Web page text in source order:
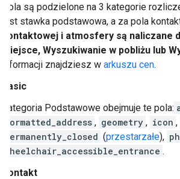
Pola są podzielone na 3 kategorie
jest stawka podstawowa, a za pola
kontaktowej i atmosfery są naliczane
miejsce, Wyszukiwanie w pobliżu lub
informacji znajdziesz w arkuszu cen.
Basic
Kategoria Podstawowe obejmuje te pola:
formatted_address , geometry , icon ,
permanently_closed (przestarzałe),
wheelchair_accessible_entrance .
Kontakt